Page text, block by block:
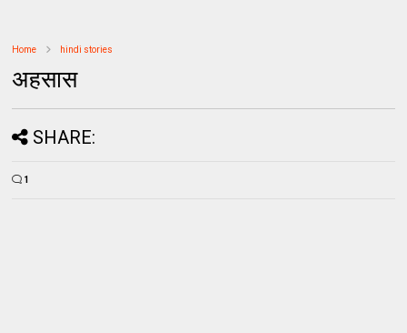
Home hindi stories
अहसास
SHARE:
1